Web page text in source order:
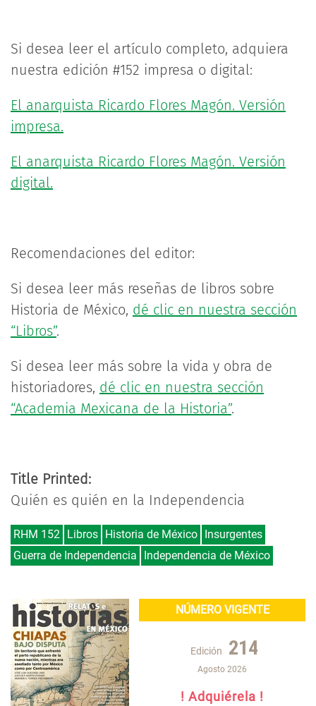
Si desea leer el artículo completo, adquiera
nuestra edición #152 impresa o digital:
El anarquista Ricardo Flores Magón. Versión
impresa.
El anarquista Ricardo Flores Magón. Versión
digital.
Recomendaciones del editor:
Si desea leer más reseñas de libros sobre
Historia de México, dé clic en nuestra sección
“Libros”.
Si desea leer más sobre la vida y obra de
historiadores, dé clic en nuestra sección
“Academia Mexicana de la Historia”.
Title Printed:
Quién es quién en la Independencia
RHM 152 Libros Historia de México Insurgentes
Guerra de Independencia
Independencia de México
NÚMERO VIGENTE
Edición 214
Agosto 2026
! Adquiérela !